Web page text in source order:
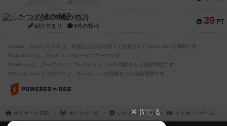
39 PT
ふたつの城の物語
紹介文あり 6件の投稿
※Apple、Apple のロゴ は、米国および他の国々で登録されたApple Inc.の商標です。
※App Store は、Apple Inc.のサービスマークです。
※Android は、グーグル インコーポレイテッドの商標または登録商標です。
※Google Play とそのロゴは、Google Inc.の商標または登録商標です。
ボドゲーマTOP ボドとも一覧 いちけん@遊viva マイボードゲーム
閉じる